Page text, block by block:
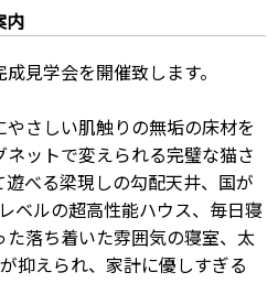
内
見学会を開催致します。
さしい肌触りの無垢の床材を
ットで変えられる完璧な猫さ
べる梁現しの勾配天井、国が
ベルの超高性能ハウス、毎日寝
落ち着いた雰囲気の寝室、太
抑えられ、家計に優しすぎる